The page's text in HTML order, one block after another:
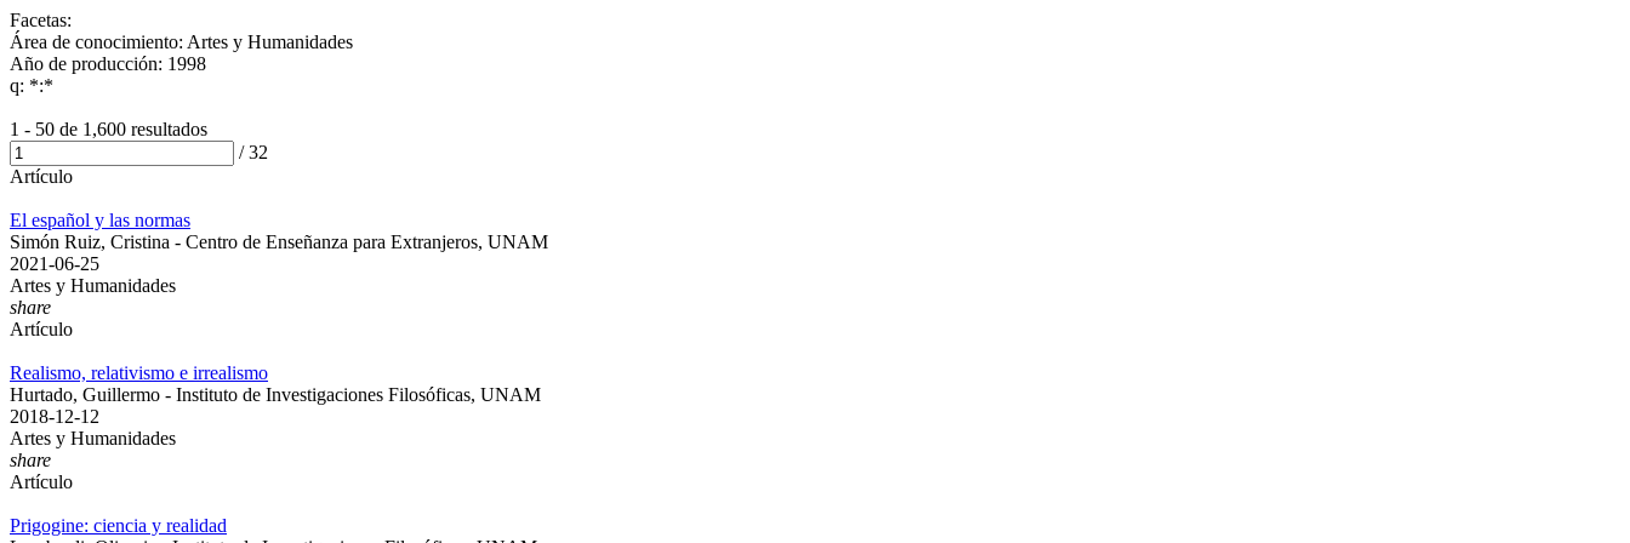
Facetas:
Área de conocimiento: Artes y Humanidades
Año de producción: 1998
q: *:*
1 - 50 de 1,600 resultados
/32
Artículo
El español y las normas
Simón Ruiz, Cristina - Centro de Enseñanza para Extranjeros, UNAM
2021-06-25
Artes y Humanidades
share
Artículo
Realismo, relativismo e irrealismo
Hurtado, Guillermo - Instituto de Investigaciones Filosóficas, UNAM
2018-12-12
Artes y Humanidades
share
Artículo
Prigogine: ciencia y realidad